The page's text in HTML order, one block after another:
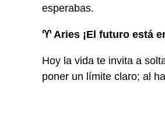
esperabas.
♈ Aries ¡El futuro está
Hoy la vida te invita a
poner un límite claro; al